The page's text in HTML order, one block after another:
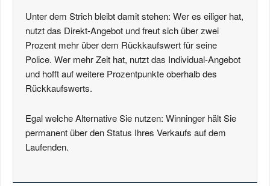
Unter dem Strich bleibt damit stehen: Wer es eiliger hat,
nutzt das Direkt-Angebot und freut sich über zwei
Prozent mehr über dem Rückkaufswert für seine
Police. Wer mehr Zeit hat, nutzt das Individual-Angebot
und hofft auf weitere Prozentpunkte oberhalb des
Rückkaufswerts.
Egal welche Alternative Sie nutzen: Winninger hält Sie
permanent über den Status Ihres Verkaufs auf dem
Laufenden.